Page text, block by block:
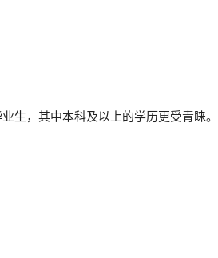
生，其中本科及以上的学历更受青睐。